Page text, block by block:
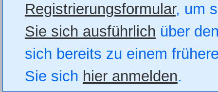
Registrierungsformular, um
Sie sich ausführlich über
sich bereits zu einem
Sie sich hier anmelden.